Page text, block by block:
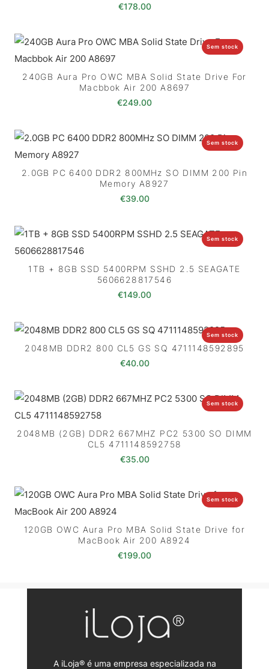
€178.00
Sem stock
240GB Aura Pro OWC MBA Solid State Drive For
Macbbok Air 200 A8697
€249.00
Sem stock
2.0GB PC 6400 DDR2 800MHz SO DIMM 200 Pin
Memory A8927
€39.00
Sem stock
1TB + 8GB SSD 5400RPM SSHD 2.5 SEAGATE
5606628817546
€149.00
Sem stock
2048MB DDR2 800 CL5 GS SQ 4711148592895
€40.00
Sem stock
2048MB (2GB) DDR2 667MHZ PC2 5300 SO DIMM
CL5 4711148592758
€35.00
Sem stock
120GB OWC Aura Pro MBA Solid State Drive for
MacBook Air 200 A8924
€199.00
A iLoja® é uma empresa especializada na